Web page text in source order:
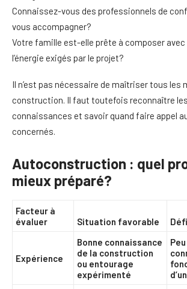
Connaissez-vous des professionnels de
vous accompagner?
Votre famille est-elle prête à composer
l’énergie exigés par le projet?
Il n’est pas nécessaire de maîtriser tous les
construction. Il faut toutefois reconnaître
connaissances et savoir quand faire appel
concernés.
Autoconstruction : quel
mieux préparé?
Facteur à
évaluer
Situation favorable
Expérience
Bonne connaissance
de la construction
ou entourage
expérimenté